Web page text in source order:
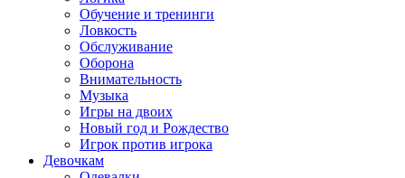
Обучение и тренинги
Ловкость
Обслуживание
Оборона
Внимательность
Музыка
Игры на двоих
Новый год и Рождество
Игрок против игрока
Девочкам